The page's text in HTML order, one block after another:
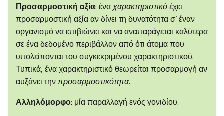
Προσαρμοστική αξία: έναχαρακτηριστικόέχει
προσαρμοστική αξία αν δίνει τη δυνατότητα σ’ έναν
οργανισμό να επιβιώνει και να αναπαράγεται καλύτερα
σε ένα δεδομένο περιβάλλον από ότι άτομα που
υπολείπονται του συγκεκριμένου χαρακτηριστικού.
Τυπικά, ένα χαρακτηριστικό θεωρείται προσαρμογή αν
αυξάνει την προσαρμοστικότητα.
Αλληλόμορφο: μία παραλλαγή ενός γονιδίου.